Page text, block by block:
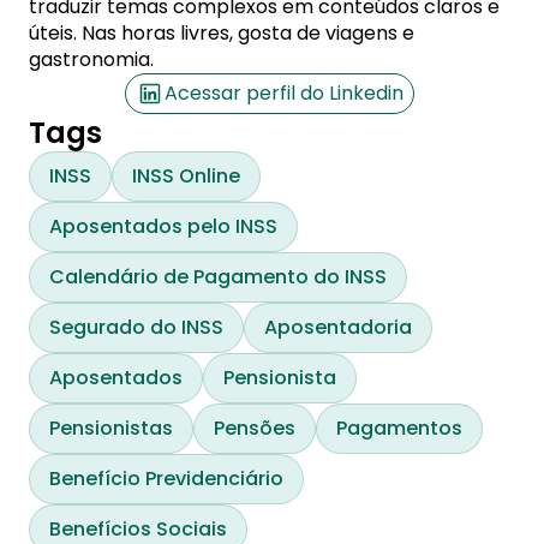
traduzir temas complexos em conteúdos claros e
úteis. Nas horas livres, gosta de viagens e
gastronomia.
Acessar perfil do Linkedin
Tags
INSS
INSS Online
Aposentados pelo INSS
Calendário de Pagamento do INSS
Segurado do INSS
Aposentadoria
Aposentados
Pensionista
Pensionistas
Pensões
Pagamentos
Benefício Previdenciário
Benefícios Sociais